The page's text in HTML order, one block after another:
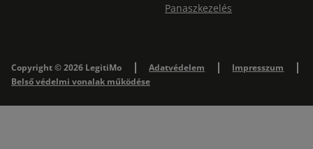
Panaszkezelés
Copyright © 2026 LegitiMo Adatvédelem
Impresszum
Belső védelmi vonalak működése